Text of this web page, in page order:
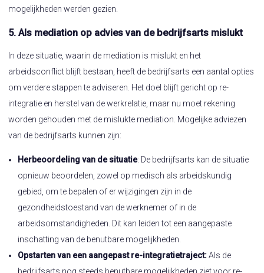
mogelijkheden werden gezien.
5. Als mediation op advies van de bedrijfsarts mislukt
In deze situatie, waarin de mediation is mislukt en het
arbeidsconflict blijft bestaan, heeft de bedrijfsarts een aantal opties
om verdere stappen te adviseren. Het doel blijft gericht op re-
integratie en herstel van de werkrelatie, maar nu moet rekening
worden gehouden met de mislukte mediation. Mogelijke adviezen
van de bedrijfsarts kunnen zijn:
Herbeoordeling van de situatie: De bedrijfsarts kan de situatie
opnieuw beoordelen, zowel op medisch als arbeidskundig
gebied, om te bepalen of er wijzigingen zijn in de
gezondheidstoestand van de werknemer of in de
arbeidsomstandigheden. Dit kan leiden tot een aangepaste
inschatting van de benutbare mogelijkheden.
Opstarten van een aangepast re-integratietraject:Als de